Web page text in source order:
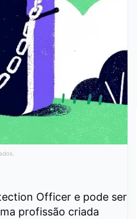
Officer e pode ser
profissão criada